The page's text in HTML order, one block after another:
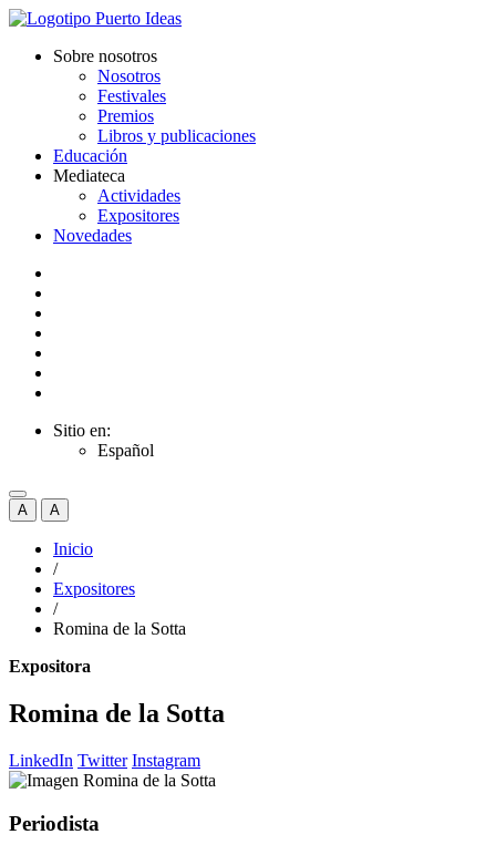
Sobre nosotros
Nosotros
Festivales
Premios
Libros y publicaciones
Educación
Mediateca
Actividades
Expositores
Novedades
Sitio en:
Español
A A
Inicio
/
Expositores
/
Romina de la Sotta
Expositora
Romina de la Sotta
LinkedIn Twitter Instagram
Periodista